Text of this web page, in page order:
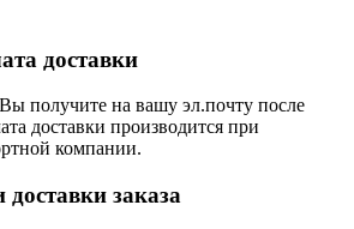
доставки
получите на вашу эл.почту после
доставки производится при
компании.
заказа